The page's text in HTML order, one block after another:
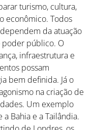
turismo, cultura,
econômico. Todos
da atuação
poder público. O
infraestrutura e
possam
bem definida. Já o
na criação de
Um exemplo
Bahia e a Tailândia.